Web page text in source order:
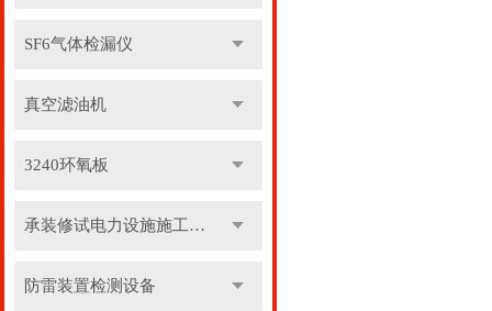
SF6气体检漏仪
真空滤油机
3240环氧板
承装修试电力设施施工机具
防雷装置检测设备